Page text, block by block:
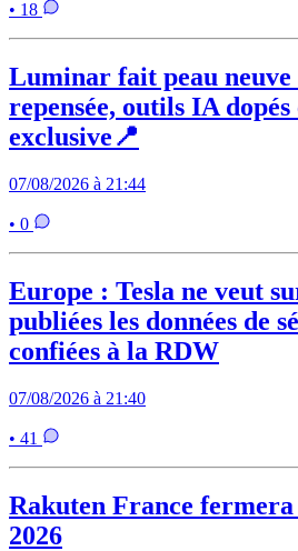
• 18
Luminar fait peau
repensée, outils IA
exclusive📍
07/08/2026 à 21:44
• 0
Europe : Tesla ne veut
publiées les données de
confiées à la RDW
07/08/2026 à 21:40
• 41
Rakuten France fermera
2026